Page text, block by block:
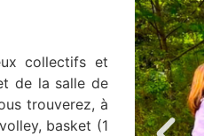
collectifs et
de la salle de
trouverez, à
basket (1